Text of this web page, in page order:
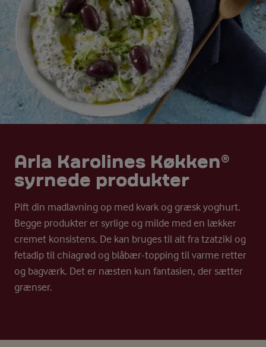
Arla Karolines Køkken®
syrnede produkter
Pift din madlavning op med kvark og græsk yoghurt.
Begge produkter er syrlige og milde med en lækker
cremet konsistens. De kan bruges til alt fra tzatziki og
fetadip til chiagrød og blåbær-topping til varme retter
og bagværk. Det er næsten kun fantasien, der sætter
grænser.